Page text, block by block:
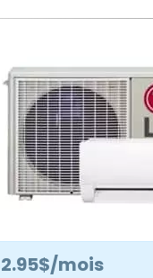
mois